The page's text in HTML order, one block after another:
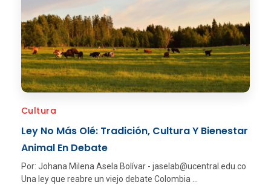
Cultura
Ley No Más Olé: Tradición, Cultura Y Bienestar
Animal En Debate
Por: Johana Milena Asela Bolívar - jaselab@ucentral.edu.co
Una ley que reabre un viejo debate Colombia ...